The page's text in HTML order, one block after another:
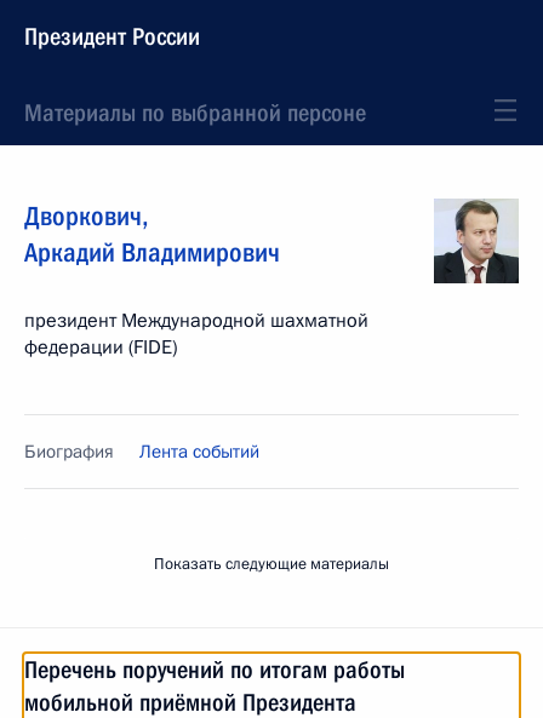
Президент России
Материалы по выбранной персоне
Дворкович,
Аркадий Владимирович
президент Международной шахматной
федерации (FIDE)
Биография Лента событий
Показать следующие материалы
Перечень поручений по итогам работы
мобильной приёмной Президента